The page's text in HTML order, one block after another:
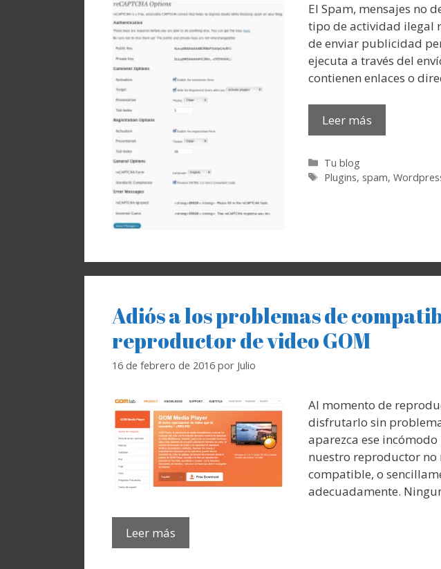
El Spam, mensajes no
tipo de actividad ilegal
de enviar publicidad
ejecuta a través del
contienen enlaces o
Leer más
Categorías
Tu blog
Etiquetas
Plugins, spam,
Adiós a los problemas de
reproductor de video GOM
16 de febrero de 2016 por Julio
Al momento de
disfrutarlo sin
aparezca ese
nuestro reproductor no
compatible, o
adecuadamente.
Leer más